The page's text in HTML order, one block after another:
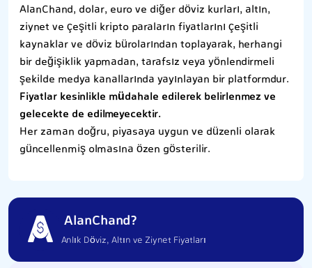
AlanChand, dolar, euro ve diğer döviz kurları, altın,
ziynet ve çeşitli kripto paraların fiyatlarını çeşitli
kaynaklar ve döviz bürolarından toplayarak, herhangi
bir değişiklik yapmadan, tarafsız veya yönlendirmeli
şekilde medya kanallarında yayınlayan bir platformdur.
Fiyatlar kesinlikle müdahale edilerek belirlenmez ve
gelecekte de edilmeyecektir.
Her zaman doğru, piyasaya uygun ve düzenli olarak
güncellenmiş olmasına özen gösterilir.
AlanChand?
Anlık Döviz, Altın ve Ziynet Fiyatları